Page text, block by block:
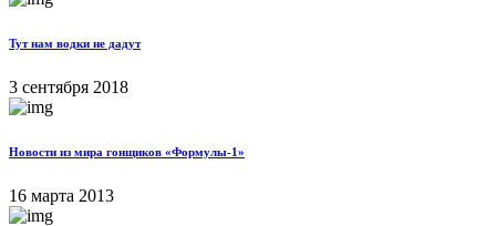
Тут нам водки не дадут
3 сентября 2018
Новости из мира гонщиков «Формулы-1»
16 марта 2013